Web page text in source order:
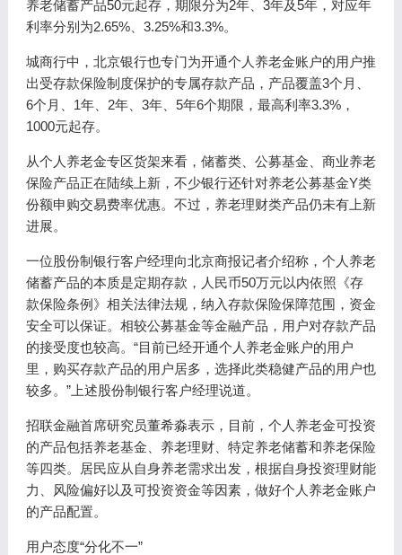
养老储蓄产品50元起存，期限分为2年、3年及5年，对应年
利率分别为2.65%、3.25%和3.3%。
城商行中，北京银行也专门为开通个人养老金账户的用户推
出受存款保险制度保护的专属存款产品，产品覆盖3个月、
6个月、1年、2年、3年、5年6个期限，最高利率3.3%，
1000元起存。
从个人养老金专区货架来看，储蓄类、公募基金、商业养老
保险产品正在陆续上新，不少银行还针对养老公募基金Y类
份额申购交易费率优惠。不过，养老理财类产品仍未有上新
进展。
一位股份制银行客户经理向北京商报记者介绍称，个人养老
储蓄产品的本质是定期存款，人民币50万元以内依照《存
款保险条例》相关法律法规，纳入存款保险保障范围，资金
安全可以保证。相较公募基金等金融产品，用户对存款产品
的接受度也较高。“目前已经开通个人养老金账户的用户
里，购买存款产品的用户居多，选择此类稳健产品的用户也
较多。”上述股份制银行客户经理说道。
招联金融首席研究员董希淼表示，目前，个人养老金可投资
的产品包括养老基金、养老理财、特定养老储蓄和养老保险
等四类。居民应从自身养老需求出发，根据自身投资理财能
力、风险偏好以及可投资资金等因素，做好个人养老金账户
的产品配置。
用户态度“分化不一”